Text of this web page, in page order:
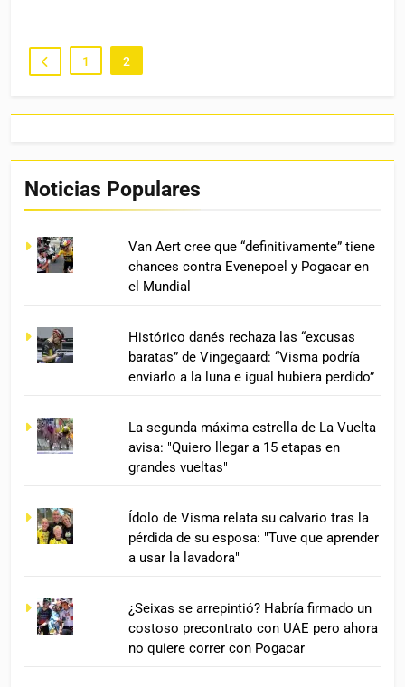
1 2
Noticias Populares
Van Aert cree que “definitivamente” tiene
chances contra Evenepoel y Pogacar en
el Mundial
Histórico danés rechaza las “excusas
baratas” de Vingegaard: “Visma podría
enviarlo a la luna e igual hubiera perdido”
La segunda máxima estrella de La Vuelta
avisa: "Quiero llegar a 15 etapas en
grandes vueltas"
Ídolo de Visma relata su calvario tras la
pérdida de su esposa: "Tuve que aprender
a usar la lavadora"
¿Seixas se arrepintió? Habría firmado un
costoso precontrato con UAE pero ahora
no quiere correr con Pogacar